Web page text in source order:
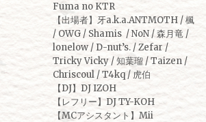
Fuma no KTR
【出場者】牙a.k.a.ANTMOTH / 楓
/ OWG / Shamis / NoN / 森月⻯ /
lonelow / D-nut’s. / Zefar /
Tricky Vicky / 知葉瑠 / Taizen /
Chriscoul / T4kq / 虎伯
【DJ】DJ IZOH
【レフリー】DJ TY-KOH
【MCアシスタント】Mii